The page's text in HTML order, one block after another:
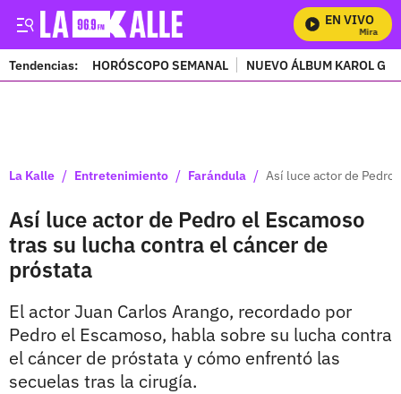
EN VIVO
Mira
Tendencias: HORÓSCOPO SEMANAL NUEVO ÁLBUM KAROL G
La Kalle / Entretenimiento / Farándula / Así luce actor de Pedro
Así luce actor de Pedro el Escamoso
tras su lucha contra el cáncer de
próstata
El actor Juan Carlos Arango, recordado por
Pedro el Escamoso, habla sobre su lucha contra
el cáncer de próstata y cómo enfrentó las
secuelas tras la cirugía.